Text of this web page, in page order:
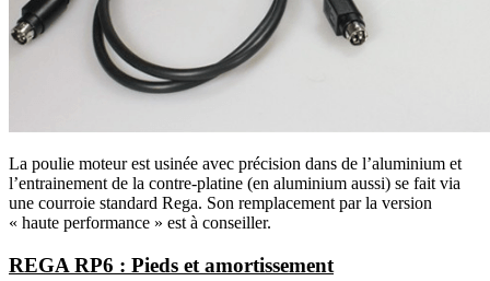
La poulie moteur est usinée avec précision dans de l’aluminium et
l’entrainement de la contre-platine (en aluminium aussi) se fait via
une courroie standard Rega. Son remplacement par la version
« haute performance » est à conseiller.
REGA RP6 : Pieds et amortissement